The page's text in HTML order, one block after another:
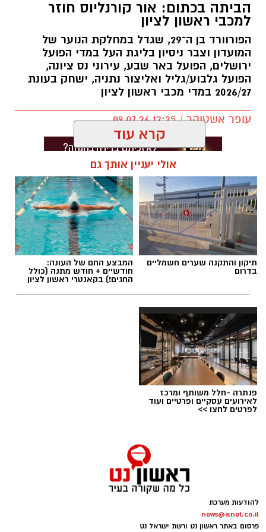
הביתה בכתום: אור קורנליוס חוזר
למכבי ראשון לציון
הפורוורד בן ה־29, שגדל במחלקת הנוער של
המועדון וצבר ניסיון בליגת העל במדי הפועל
ירושלים, הפועל באר שבע, עירוני נס ציונה,
הפועל גלבוע/גליל ואליצור נתניה, ישחק בעונת
2026/27 במדי מכבי ראשון לציון
עופר אשטוקר / 12:25 09.07.26
תגים:מכבי ראשון לציון, אור קורלניוס
אור קורנליוס חתם במכבי ראשון לציון
מכבי ראשון לציון ממשיכה לבנות את הסגל לעונת
קרא עוד
אולי יעניין אותך גם
תיקון והתקנה שערים חשמליים
בדרום
המבצע החם של העונה:
חודשיים + חודש מתנה (כולל
החגים!) בקאנטרי ראשון לציון
פנתרה -חלל משותף ומרכז
לאירועים עסקיים ופרטיים ועוד
לפרטים לחצו >>
להודעות מערכת
news@isnet.co.il
פרסום באתר ראשון נט ורשת ישראל נט